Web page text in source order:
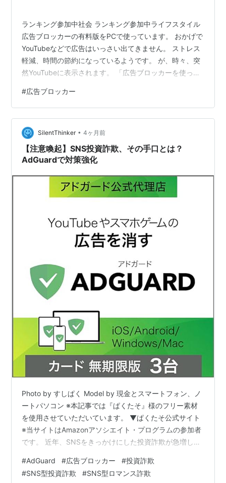
ランキング参加中社会 ランキング参加中ライフスタイル
広告ブロッカーの有料版をPCで使っています。 おかげで
YouTubeなどで広告はいっさい出てきません。 ストレス
軽減、時間の節約になっているようです。 が、時々、突
然YouTubeに表示されます。 「広告ブロッカーを使って
んぜ」 はい、これでYouTubeの視聴不可になります。 ど
うする？ やむなく自前の広告ブロッカーの再インストー
ル。 これで問題解決です。 が、じきにまた同じ問題が発
生するでしょう。 とりわけYouTubeは広告ブロッカーの
駆除に忙しいようです。 これぞイタチごっこ…
#広告ブロッカー
SilentThinker • 4ヶ月前
【注意喚起】SNS投資詐欺、その手口とは？
AdGuardで対策強化
Photo by すしぱく Model by 現金とスマートフォン、ノ
ートパソコン ※本記事では『ぱくたそ』様のフリー素材
を使用させていただいています。 ▼ぱくたそ公式サイト
※当サイトはAmazonアソシエイト・プログラムの参加者
です。 近年、SNSをきっかけにした投資詐欺が急増して
億円を超え、前年の約1.5倍にまで拡大しました。もはや
一部の人の問題ではなく、誰でも巻き込まれる可能性の
#AdGuard #広告ブロッカー #投資詐欺
#SNS型投資詐欺 #SNS型ロマンス詐欺